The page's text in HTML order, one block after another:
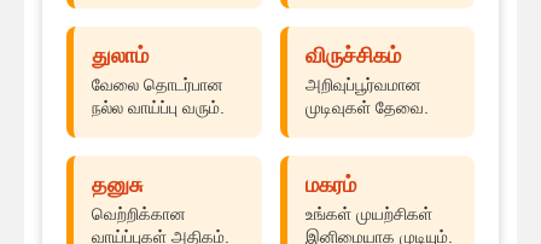
துலாம்
வேலை தொடர்பான
நல்ல வாய்ப்பு வரும்.
விருச்சிகம்
அறிவுப்பூர்வமான
முடிவுகள் தேவை.
தனுசு
வெற்றிக்கான
வாய்ப்புகள் அதிகம்.
மகரம்
உங்கள் முயற்சிகள்
இனிமையாக முடியும்.